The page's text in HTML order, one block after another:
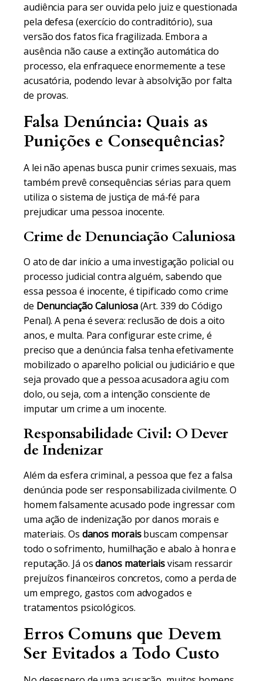
audiência para ser ouvida pelo juiz e questionada
pela defesa (exercício do contraditório), sua
versão dos fatos fica fragilizada. Embora a
ausência não cause a extinção automática do
processo, ela enfraquece enormemente a tese
acusatória, podendo levar à absolvição por falta
de provas.
Falsa Denúncia: Quais as
Punições e Consequências?
A lei não apenas busca punir crimes sexuais, mas
também prevê consequências sérias para quem
utiliza o sistema de justiça de má-fé para
prejudicar uma pessoa inocente.
Crime de Denunciação Caluniosa
O ato de dar início a uma investigação policial ou
processo judicial contra alguém, sabendo que
essa pessoa é inocente, é tipificado como crime
de Denunciação Caluniosa(Art. 339 do Código
Penal). A pena é severa: reclusão de dois a oito
anos, e multa. Para configurar este crime, é
preciso que a denúncia falsa tenha efetivamente
mobilizado o aparelho policial ou judiciário e que
seja provado que a pessoa acusadora agiu com
dolo, ou seja, com a intenção consciente de
imputar um crime a um inocente.
Responsabilidade Civil: O Dever
de Indenizar
Além da esfera criminal, a pessoa que fez a falsa
denúncia pode ser responsabilizada civilmente. O
homem falsamente acusado pode ingressar com
uma ação de indenização por danos morais e
materiais. Os danos moraisbuscam compensar
todo o sofrimento, humilhação e abalo à honra e
reputação. Já osdanos materiaisvisam ressarcir
prejuízos financeiros concretos, como a perda de
um emprego, gastos com advogados e
tratamentos psicológicos.
Erros Comuns que Devem
Ser Evitados a Todo Custo